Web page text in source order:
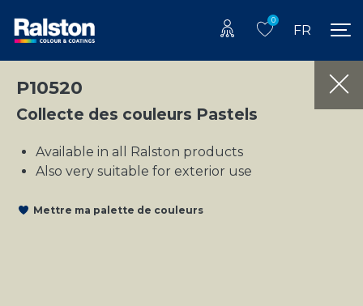
0
FR
P10520
Collecte des couleurs Pastels
Available in all Ralston products
Also very suitable for exterior use
Mettre ma palette de couleurs